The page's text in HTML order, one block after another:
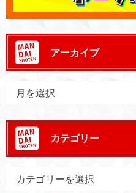
アーカイブ
カテゴリー